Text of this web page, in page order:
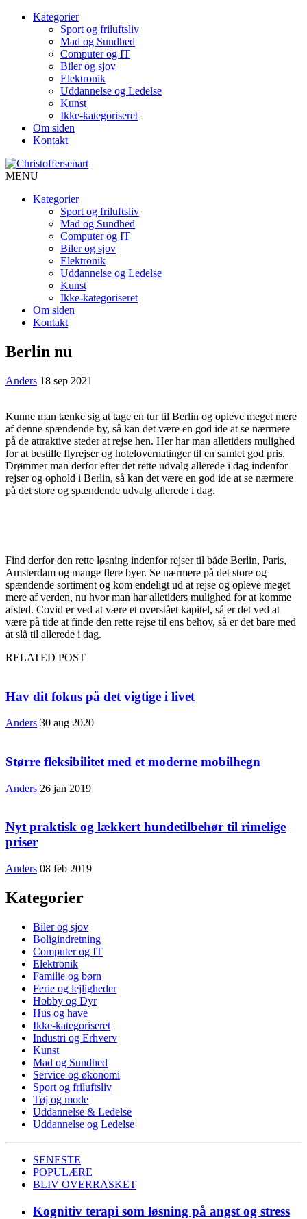
Kategorier
Sport og friluftsliv
Mad og Sundhed
Computer og IT
Biler og sjov
Elektronik
Uddannelse og Ledelse
Kunst
Ikke-kategoriseret
Om siden
Kontakt
MENU
Kategorier
Sport og friluftsliv
Mad og Sundhed
Computer og IT
Biler og sjov
Elektronik
Uddannelse og Ledelse
Kunst
Ikke-kategoriseret
Om siden
Kontakt
Berlin nu
Anders 18 sep 2021
Kunne man tænke sig at tage en tur til Berlin og opleve meget mere
af denne spændende by, så kan det være en god ide at se nærmere
på de attraktive steder at rejse hen. Her har man alletiders mulighed
for at bestille flyrejser og hotelovernatinger til en samlet god pris.
Drømmer man derfor efter det rette udvalg allerede i dag indenfor
rejser og ophold i Berlin, så kan det være en god ide at se nærmere
på det store og spændende udvalg allerede i dag.
Find derfor den rette løsning indenfor rejser til både Berlin, Paris,
Amsterdam og mange flere byer. Se nærmere på det store og
spændende sortiment og kom endeligt ud at rejse og opleve meget
mere af verden, nu hvor man har alletiders mulighed for at komme
afsted. Covid er ved at være et overstået kapitel, så er det ved at
være på tide at finde den rette rejse til ens behov, så er det bare med
at slå til allerede i dag.
RELATED POST
Hav dit fokus på det vigtige i livet
Anders 30 aug 2020
Større fleksibilitet med et moderne mobilhegn
Anders 26 jan 2019
Nyt praktisk og lækkert hundetilbehør til rimelige
priser
Anders 08 feb 2019
Kategorier
Biler og sjov
Boligindretning
Computer og IT
Elektronik
Familie og børn
Ferie og lejligheder
Hobby og Dyr
Hus og have
Ikke-kategoriseret
Industri og Erhverv
Kunst
Mad og Sundhed
Service og økonomi
Sport og friluftsliv
Tøj og mode
Uddannelse & Ledelse
Uddannelse og Ledelse
SENESTE
POPULÆRE
BLIV OVERRASKET
Kognitiv terapi som løsning på angst og stress